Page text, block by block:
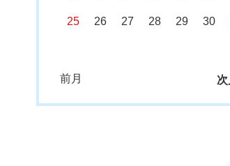
25 26 27 28 29 30
前月 次